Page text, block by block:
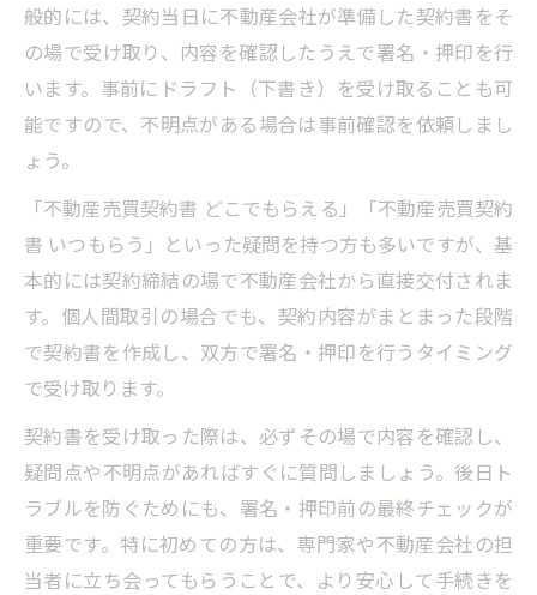
般的には、契約当日に不動産会社が準備した契約書をそ
の場で受け取り、内容を確認したうえで署名・押印を行
います。事前にドラフト（下書き）を受け取ることも可
能ですので、不明点がある場合は事前確認を依頼しまし
ょう。
「不動産売買契約書 どこでもらえる」「不動産売買契約
書 いつもらう」といった疑問を持つ方も多いですが、基
本的には契約締結の場で不動産会社から直接交付されま
す。個人間取引の場合でも、契約内容がまとまった段階
で契約書を作成し、双方で署名・押印を行うタイミング
で受け取ります。
契約書を受け取った際は、必ずその場で内容を確認し、
疑問点や不明点があればすぐに質問しましょう。後日ト
ラブルを防ぐためにも、署名・押印前の最終チェックが
重要です。特に初めての方は、専門家や不動産会社の担
当者に立ち会ってもらうことで、より安心して手続きを